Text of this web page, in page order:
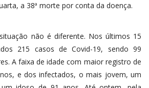
a 38ª morte por conta da doença.
não é diferente. Nos últimos 15
215 casos de Covid-19, sendo 99
A faixa de idade com maior registro de
e dos infectados, o mais jovem, um